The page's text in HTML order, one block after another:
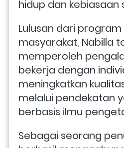
hidup dan kebiasaan
Lulusan dari
masyarakat, Nabilla
memperoleh
bekerja dengan
meningkatkan
melalui pendekatan
berbasis ilmu
Sebagai seorang